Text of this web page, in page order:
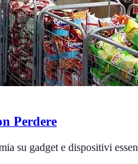
Perdere
su gadget e dispositivi